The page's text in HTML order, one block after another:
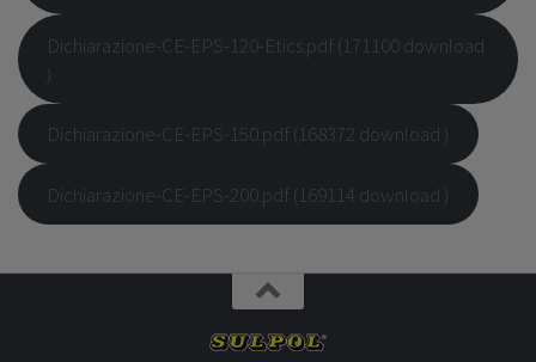
Dichiarazione-CE-EPS-120-Etics.pdf (171100 download
)
Dichiarazione-CE-EPS-150.pdf (168372 download )
Dichiarazione-CE-EPS-200.pdf (169114 download )